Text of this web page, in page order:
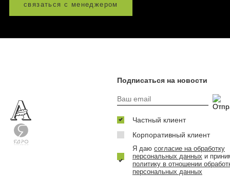
связаться с менеджером
Подписаться на новости
Частный клиент
Корпоративный клиент
Я даю согласие на обработку
персональных данных и
политику в отношении
персональных данных